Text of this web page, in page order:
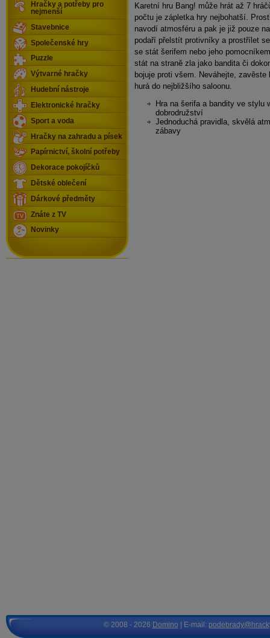
Karetní hru Bang! může hrát až 7
počtu je zápletka hry nejbohatší.
navodí atmosféru a pak je již pouze
podaří přelstít protivníky a prostřílet
se stát šerifem nebo jeho
stát na straně zla jako bandita či
bojuje proti všem. Neváhejte,
hurá do nejbližšího saloonu.
Hra na šerifa a bandity ve stylu
dobrodružství
Jednoduchá pravidla, skvělá
zábavy
Hračky a potřeby pro
nejmenší
Stavebnice
Společenské hry
Puzzle
Výtvarné hračky
Hudební nástroje
Elektronické hračky
Sport a voda
Hračky na zahradu a písek
Papírnictví, školní potřeby
Dekorace pokojíčků
Dětské oblečení
Dárkové předměty
Znáte z TV
Novinky
© 2008 - 2026 Domino | E-mail: